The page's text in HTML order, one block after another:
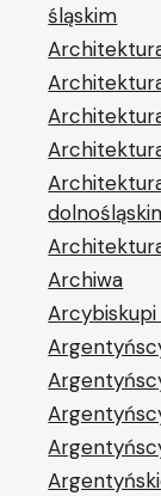
śląskim
Archiwa
Arcybiskupi